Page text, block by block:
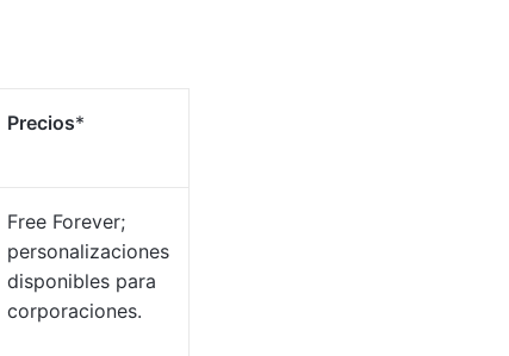
Precios*
Free Forever;
personalizaciones
disponibles para
corporaciones.